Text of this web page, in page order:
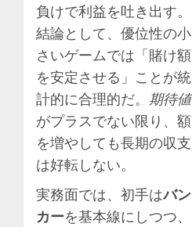
負けで利益を吐き出す。
結論として、優位性の小
さいゲームでは「賭け額
を安定させる」ことが統
計的に合理的だ。 期待値
がプラスでない限り、額
を増やしても長期の収支
は好転しない。
実務面では、初手はバン
カーを基本線にしつつ、